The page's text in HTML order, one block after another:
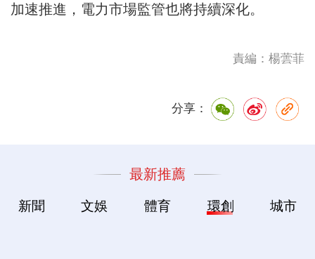
加速推進，電力市場監管也將持續深化。
責編：楊蕓菲
分享：
最新推薦
新聞 文娛 體育 環創 城市